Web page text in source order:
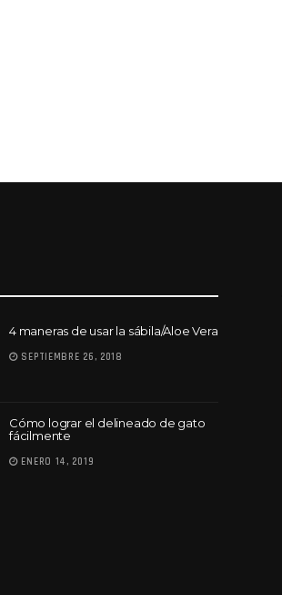
4 maneras de usar la sábila/Aloe Vera
SEPTIEMBRE 26, 2018
Cómo lograr el delineado de gato
fácilmente
ENERO 14, 2019